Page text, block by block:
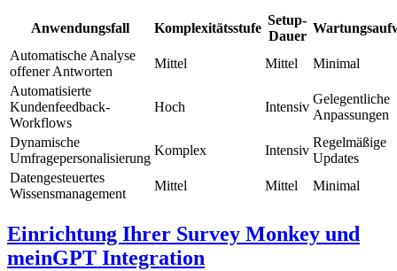
Anwendungsfall Komplexitätsstufe
Setup-
Dauer
Automatische Analyse
offener Antworten
Mittel Mittel
Minimal
Automatisierte
Kundenfeedback-
Workflows
Hoch Intensiv
Gelegentliche
Anpassungen
Dynamische
Umfragepersonalisierung
Komplex Intensiv
Regelmäßige
Updates
Datengesteuertes
Wissensmanagement
Mittel Mittel Minimal
Einrichtung Ihrer Survey Monkey und
meinGPT Integration